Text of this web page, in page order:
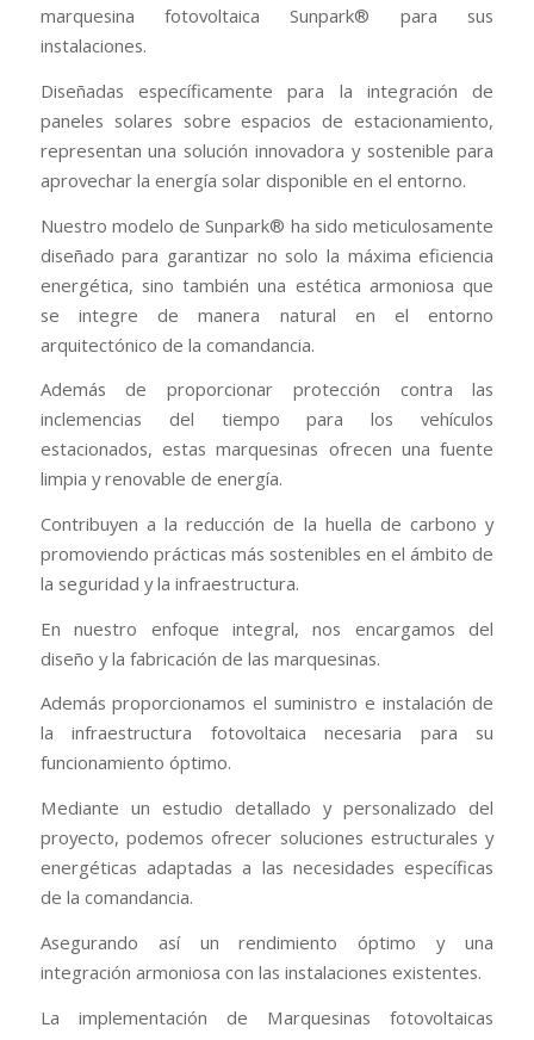
marquesina fotovoltaica Sunpark® para sus
instalaciones.
Diseñadas específicamente para la integración de
paneles solares sobre espacios de estacionamiento,
representan una solución innovadora y sostenible para
aprovechar la energía solar disponible en el entorno.
Nuestro modelo de Sunpark® ha sido meticulosamente
diseñado para garantizar no solo la máxima eficiencia
energética, sino también una estética armoniosa que
se integre de manera natural en el entorno
arquitectónico de la comandancia.
Además de proporcionar protección contra las
inclemencias del tiempo para los vehículos
estacionados, estas marquesinas ofrecen una fuente
limpia y renovable de energía.
Contribuyen a la reducción de la huella de carbono y
promoviendo prácticas más sostenibles en el ámbito de
la seguridad y la infraestructura.
En nuestro enfoque integral, nos encargamos del
diseño y la fabricación de las marquesinas.
Además proporcionamos el suministro e instalación de
la infraestructura fotovoltaica necesaria para su
funcionamiento óptimo.
Mediante un estudio detallado y personalizado del
proyecto, podemos ofrecer soluciones estructurales y
energéticas adaptadas a las necesidades específicas
de la comandancia.
Asegurando así un rendimiento óptimo y una
integración armoniosa con las instalaciones existentes.
La implementación de Marquesinas fotovoltaicas